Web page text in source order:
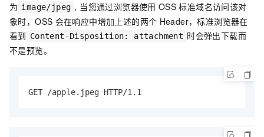
为 image/jpeg , 当您通过浏览器使用 OSS 标准域名访问该对
象时，OSS 会在响应中增加上述的两个 Header，标准浏览器在
看到 Content-Disposition: attachment 时会弹出下载而
不是预览。
GET /apple.jpeg HTTP/1.1